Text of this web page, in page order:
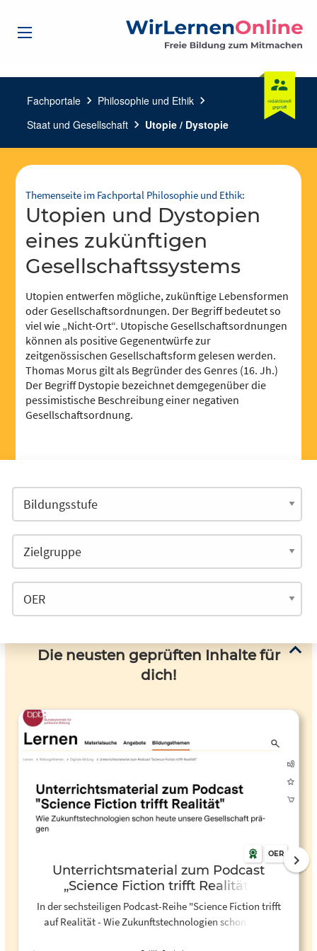
Fachportale chevron_right Philosophie und Ethik chevron_right
Staat und Gesellschaft chevron_right Utopie / Dystopie
Themenseite im Fachportal Philosophie und Ethik:
Utopien und Dystopien
eines zukünftigen
Gesellschaftssystems
Utopien entwerfen mögliche, zukünftige Lebensformen
oder Gesellschaftsordnungen. Der Begriff bedeutet so
viel wie „Nicht-Ort“. Utopische Gesellschaftsordnungen
können als positive Gegenentwürfe zur
zeitgenössischen Gesellschaftsform gelesen werden.
Thomas Morus gilt als Begründer des Genres (16. Jh.)
Der Begriff Dystopie bezeichnet demgegenüber die
pessimistische Beschreibung einer negativen
Gesellschaftsordnung.
Die neusten geprüften Inhalte für
dich!
OER
Unterrichtsmaterial zum Podcast
„Science Fiction trifft Realität“
In der sechsteiligen Podcast-Reihe "Science Fiction trifft
auf Realität - Wie Zukunftstechnologien schon heute